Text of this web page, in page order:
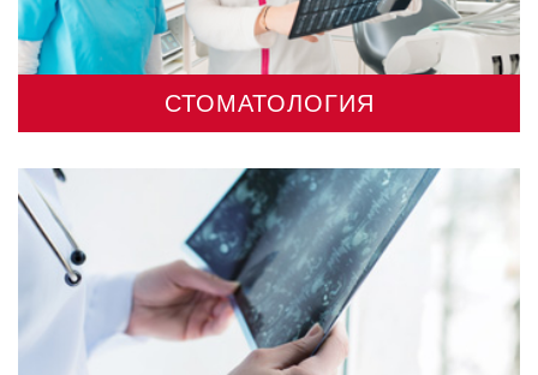
СТОМАТОЛОГИЯ